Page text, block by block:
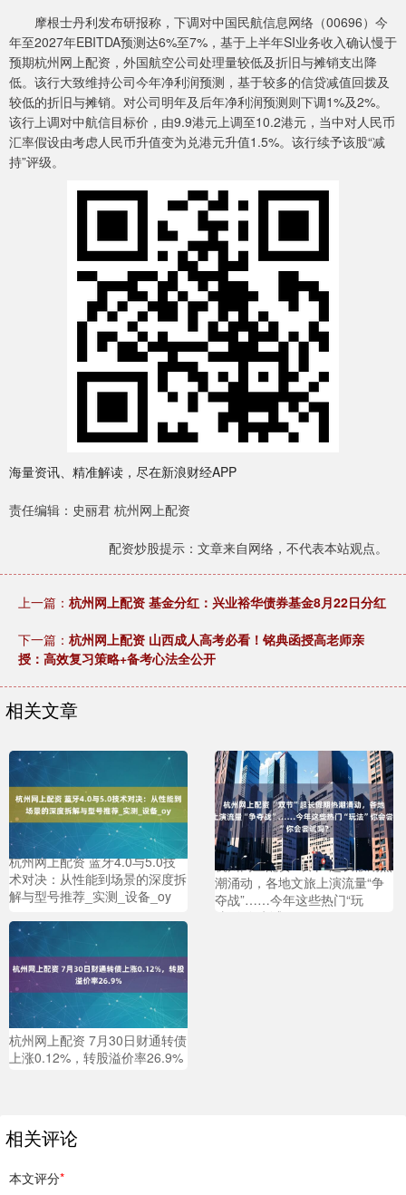
摩根士丹利发布研报称，下调对中国民航信息网络（00696）今
年至2027年EBITDA预测达6%至7%，基于上半年SI业务收入确认慢于
预期杭州网上配资，外国航空公司处理量较低及折旧与摊销支出降
低。该行大致维持公司今年净利润预测，基于较多的信贷减值回拨及
较低的折旧与摊销。对公司明年及后年净利润预测则下调1%及2%。
该行上调对中航信目标价，由9.9港元上调至10.2港元，当中对人民币
汇率假设由考虑人民币升值变为兑港元升值1.5%。该行续予该股“减
持”评级。
海量资讯、精准解读，尽在新浪财经APP
责任编辑：史丽君 杭州网上配资
配资炒股提示：文章来自网络，不代表本站观点。
上一篇： 杭州网上配资 基金分红：兴业裕华债券基金8月22日分红
下一篇： 杭州网上配资 山西成人高考必看！铭典函授高老师亲
授：高效复习策略+备考心法全公开
相关文章
杭州网上配资 蓝牙4.0与5.0技
术对决：从性能到场景的深度拆
解与型号推荐_实测_设备_oy
杭州网上配资 “双节”超长假期热
潮涌动，各地文旅上演流量“争
夺战”……今年这些热门“玩
法”你会尝试吗？
杭州网上配资 7月30日财通转债
上涨0.12%，转股溢价率26.9%
相关评论
本文评分*